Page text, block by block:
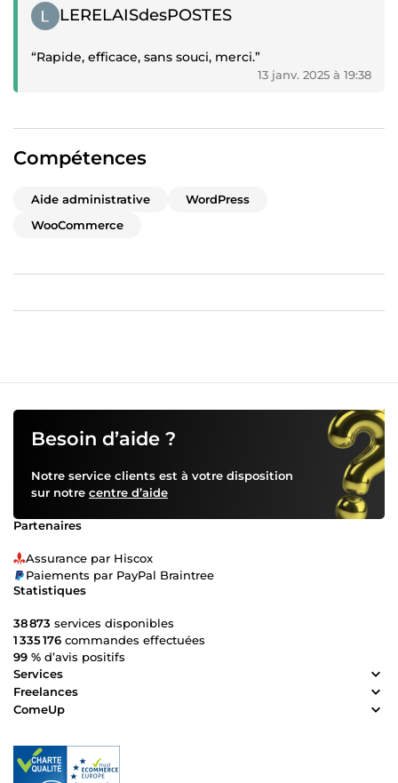
Témoignage positif
LERELAISdesPOSTES
“Rapide, efficace, sans souci, merci.”
13 janv. 2025 à 19:38
Compétences
Aide administrative
WordPress
WooCommerce
Besoin d’aide ?
Notre service clients est à votre disposition
sur notre centre d’aide
Partenaires
Assurance par Hiscox
Paiements par PayPal Braintree
Statistiques
38 873 services disponibles
1 335 176 commandes effectuées
99 % d’avis positifs
Services
Freelances
ComeUp